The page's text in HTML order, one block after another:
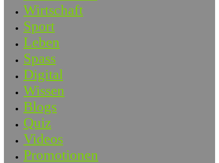
Wirtschaft
Sport
Leben
Spass
Digital
Wissen
Blogs
Quiz
Videos
Promotionen